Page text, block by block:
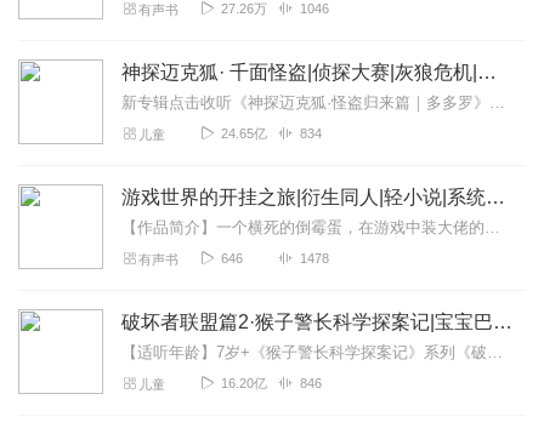
有声书 27.26万 1046
神探迈克狐· 千面怪盗|侦探大赛|灰狼危机|多多罗
新专辑点击收听《神探迈克狐·怪盗归来篇｜多多罗》！！！>>>点击进入主播橱窗购买《神探迈克狐》系列图书吧!<<<多多罗故事【点击前往】收听多多罗其他好玩有趣的故...
儿童 24.65亿 834
游戏世界的开挂之旅|衍生同人|轻小说|系统流|游戏异界|AI多播
【作品简介】一个横死的倒霉蛋，在游戏中装大佬的故事！【作者简介】喂带盐【购买须知】1、本作品为付费有声书，前112集为免费试听，购买成功后，即可收听，可下载重复...
有声书 646 1478
破坏者联盟篇2·猴子警长科学探案记|宝宝巴士故事
【适听年龄】7岁+《猴子警长科学探案记》系列《破坏者联盟篇1·猴子警长科学探案记》>>>《破坏者联盟篇2·猴子警长科学探案记》>>>《破坏者联盟篇3·猴子警长科...
儿童 16.20亿 846